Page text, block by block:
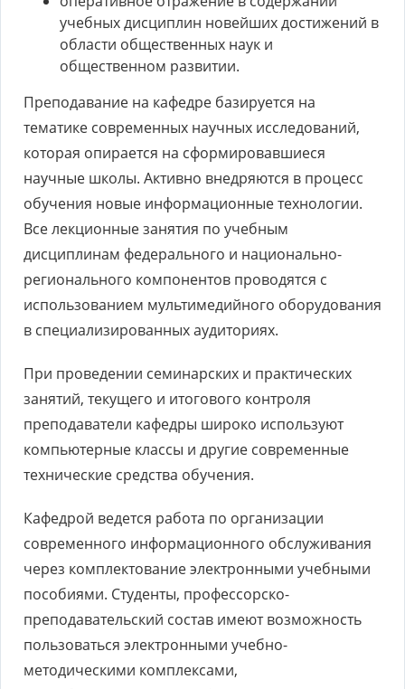
учебных дисциплин новейших достижений в
области общественных наук и
общественном развитии.
Преподавание на кафедре базируется на
тематике современных научных исследований,
которая опирается на сформировавшиеся
научные школы. Активно внедряются в процесс
обучения новые информационные технологии.
Все лекционные занятия по учебным
дисциплинам федерального и национально-
регионального компонентов проводятся с
использованием мультимедийного оборудования
в специализированных аудиториях.
При проведении семинарских и практических
занятий, текущего и итогового контроля
преподаватели кафедры широко используют
компьютерные классы и другие современные
технические средства обучения.
Кафедрой ведется работа по организации
современного информационного обслуживания
через комплектование электронными учебными
пособиями. Студенты, профессорско-
преподавательский состав имеют возможность
пользоваться электронными учебно-
методическими комплексами,